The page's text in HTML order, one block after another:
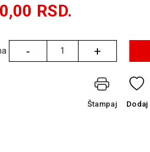
RSD.
- +
Štampaj Dodaj